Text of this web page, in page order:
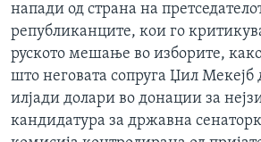
напади од страна на
републиканците, кои го
руското мешање во изборите,
што неговата сопруга Џил Мекејб
илјади долари во донации за
кандидатура за државна